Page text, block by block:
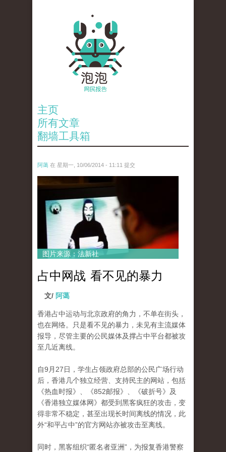
主页
所有文章
翻墙工具箱
阿蔼 在 星期一, 10/06/2014 - 11:11 提交
anp-25398470.jpg
图片来源：法新社
占中网战 看不见的暴力
文/ 阿蔼
香港占中运动与北京政府的角力，不单在街头，
也在网络。
只是看不见的暴力，未见有主流媒体
报导，尽管主要的公民媒体及撑占中平台都被攻
至几近离线。
自9月27日，学生占领政府总部的公民广场行动
后，香​​港几个独立经营、支持民主的网站，包括
《热血时报》、《852邮报》、《破折号》及
《香港独立媒体网》都受到黑客疯狂的攻击，变
得非常不稳定，甚至出现长时间离线的情况，此
外“和平占中”的官方网站亦被攻击至离线。
同时，黑客组织“匿名者亚洲”，为报复香港警察